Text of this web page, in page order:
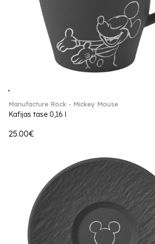
Manufacture Rock - Mickey Mouse
Kafijas tase 0,16 l
25.00€